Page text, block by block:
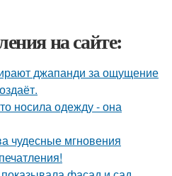
на сайте:
джапанди за ощущение
носила одежду - она
чудесные мгновения